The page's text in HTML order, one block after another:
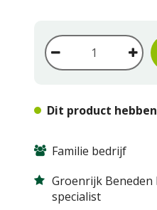
Dit product
Familie bedrijf
Groenrijk Beneden
specialist